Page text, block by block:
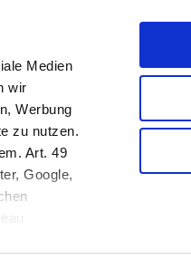
Medien
wir
Werbung
zu nutzen.
Art. 49
Google,